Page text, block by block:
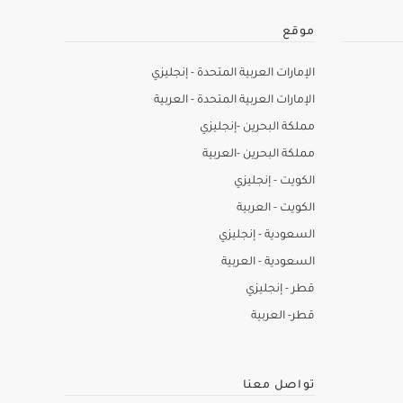
موقع
الإمارات العربية المتحدة - إنجليزي
الإمارات العربية المتحدة - العربية
مملكة البحرين -إنجليزي
مملكة البحرين -العربية
الكويت - إنجليزي
الكويت - العربية
السعودية - إنجليزي
السعودية - العربية
قطر - إنجليزي
قطر- العربية
تواصل معنا